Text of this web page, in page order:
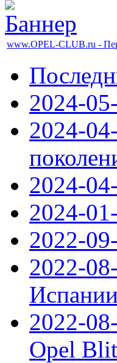
www.OPEL-CLUB.ru -
2024-
2024-
2024-
2024-
2022-
2022-
Испании
2022-
Opel